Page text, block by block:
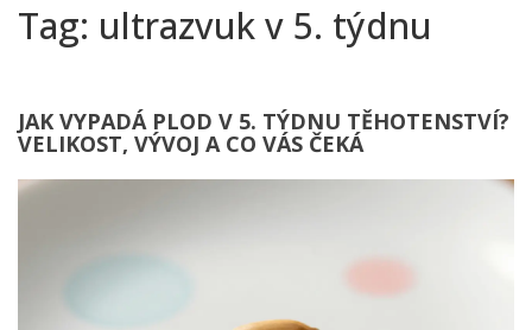
Tag: ultrazvuk v 5. týdnu
JAK VYPADÁ PLOD V 5. TÝDNU TĚHOTENSTVÍ?
VELIKOST, VÝVOJ A CO VÁS ČEKÁ